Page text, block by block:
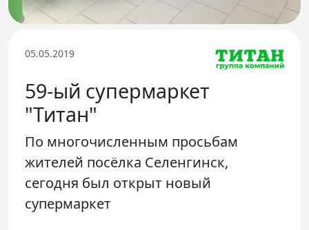
05.05.2019
59-ый супермаркет
"Титан"
По многочисленным просьбам
жителей посёлка Селенгинск,
сегодня был открыт новый
супермаркет